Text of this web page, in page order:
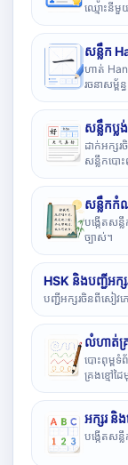
ឈ្មោះនីមួ
សន្លឹក
ហាត់
រចនាសម្
សន្លឹកប្ល
ដាក់អក្ស
សន្លឹកបោ
សន្លឹកកំ
បង្កើតសន្
ច្បាស់។
HSK និងបញ្ជីអក្
បញ្ជីអក្សរចិនពីសៀវ
លំហាត់គ្
បោះពុម្ពទំ
គ្រងខ្មៅដ
អក្សរ និ
បង្កើតសន្